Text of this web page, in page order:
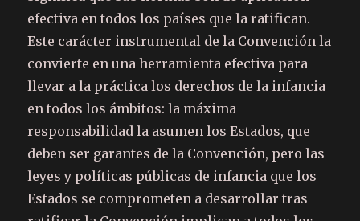
efectiva en todos los países que la ratifican.
Este carácter instrumental de la Convención la
convierte en una herramienta efectiva para
llevar a la práctica los derechos de la infancia
en todos los ámbitos: la máxima
responsabilidad la asumen los Estados, que
deben ser garantes de la Convención, pero las
leyes y políticas públicas de infancia que los
Estados se comprometen a desarrollar tras